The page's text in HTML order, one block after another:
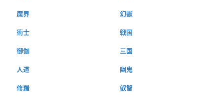
魔界 幻獣
術士 戦国
御伽 三国
人道 幽鬼
修羅 叡智